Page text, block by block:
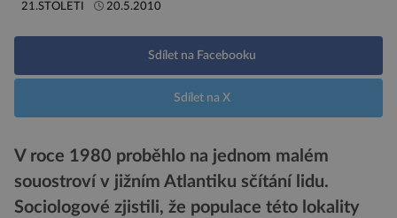
21.STOLETI 20.5.2010
Sdílet na Facebooku
Sdílet na X
V roce 1980 proběhlo na jednom malém
souostroví v jižním Atlantiku sčítání lidu.
Sociologové zjistili, že populace této lokality